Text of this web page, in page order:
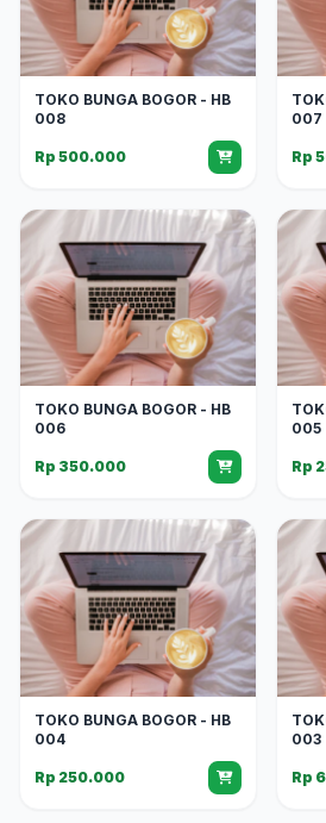
TOKO BUNGA BOGOR - HB
008
Rp 500.000
007
Rp
TOKO BUNGA BOGOR - HB
006
Rp 350.000
005
Rp
TOKO BUNGA BOGOR - HB
004
Rp 250.000
003
Rp